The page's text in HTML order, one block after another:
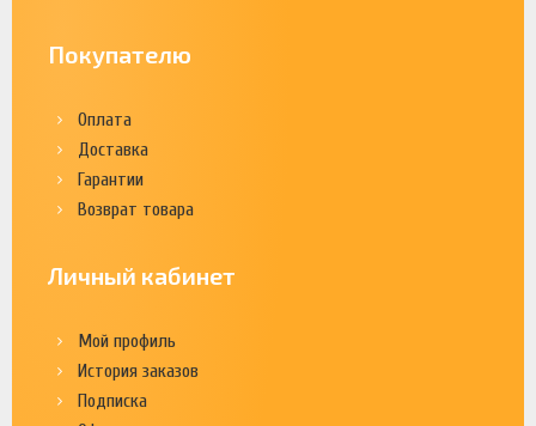
Покупателю
Оплата
Доставка
Гарантии
Возврат товара
Личный кабинет
Мой профиль
История заказов
Подписка